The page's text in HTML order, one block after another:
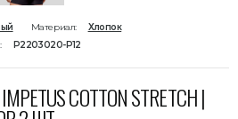
Материал:
Хлопок
P2203020-P12
COTTON STRETCH |